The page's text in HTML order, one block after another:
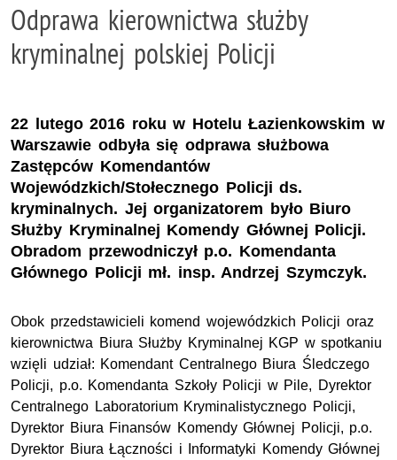
Odprawa kierownictwa służby
kryminalnej polskiej Policji
22 lutego 2016 roku w Hotelu Łazienkowskim w
Warszawie odbyła się odprawa służbowa
Zastępców Komendantów
Wojewódzkich/Stołecznego Policji ds.
kryminalnych. Jej organizatorem było Biuro
Służby Kryminalnej Komendy Głównej Policji.
Obradom przewodniczył p.o. Komendanta
Głównego Policji mł. insp. Andrzej Szymczyk.
Obok przedstawicieli komend wojewódzkich Policji oraz
kierownictwa Biura Służby Kryminalnej KGP w spotkaniu
wzięli udział: Komendant Centralnego Biura Śledczego
Policji, p.o. Komendanta Szkoły Policji w Pile, Dyrektor
Centralnego Laboratorium Kryminalistycznego Policji,
Dyrektor Biura Finansów Komendy Głównej Policji, p.o.
Dyrektor Biura Łączności i Informatyki Komendy Głównej